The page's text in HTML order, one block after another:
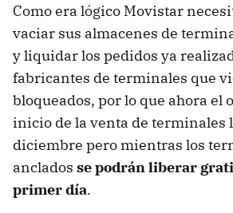
Como era lógico Movistar
vaciar sus almacenes de
y liquidar los pedidos ya
fabricantes de terminales que
bloqueados, por lo que ahora el
inicio de la venta de terminales
diciembre pero mientras los
anclados se podrán liberar
primer día.